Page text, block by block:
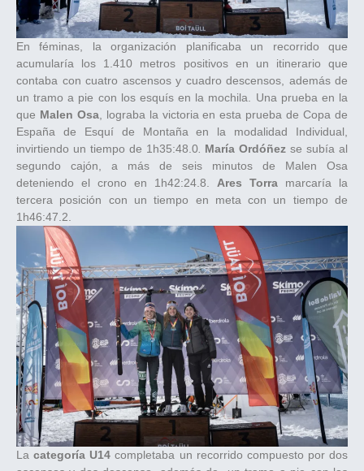
En féminas, la organización planificaba un recorrido que
acumularía los 1.410 metros positivos en un itinerario que
contaba con cuatro ascensos y cuadro descensos, además de
un tramo a pie con los esquís en la mochila. Una prueba en la
que Malen Osa, lograba la victoria en esta prueba de Copa de
España de Esquí de Montaña en la modalidad Individual,
invirtiendo un tiempo de 1h35:48.0. María Ordóñezse subía al
segundo cajón, a más de seis minutos de Malen Osa
deteniendo el crono en 1h42:24.8. Ares Torra marcaría la
tercera posición con un tiempo en meta con un tiempo de
1h46:47.2.
Lacategoría U14 completaba un recorrido compuesto por dos